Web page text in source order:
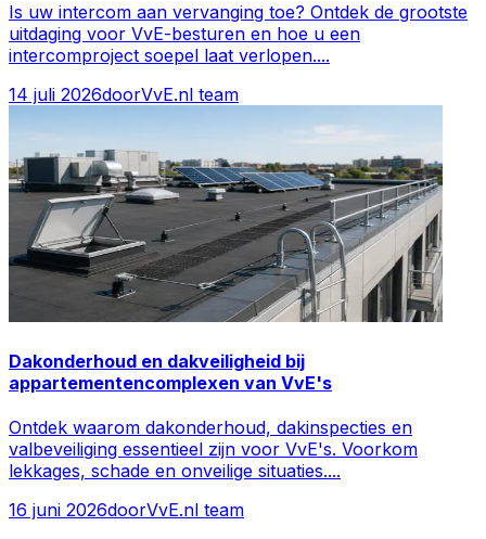
Is uw intercom aan vervanging toe? Ontdek de grootste
uitdaging voor VvE-besturen en hoe u een
intercomproject soepel laat verlopen....
14 juli 2026doorVvE.nl team
Dakonderhoud en dakveiligheid bij
appartementencomplexen van VvE's
Ontdek waarom dakonderhoud, dakinspecties en
valbeveiliging essentieel zijn voor VvE's. Voorkom
lekkages, schade en onveilige situaties....
16 juni 2026doorVvE.nl team